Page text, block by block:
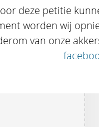
deze petitie
worden wij
van onze